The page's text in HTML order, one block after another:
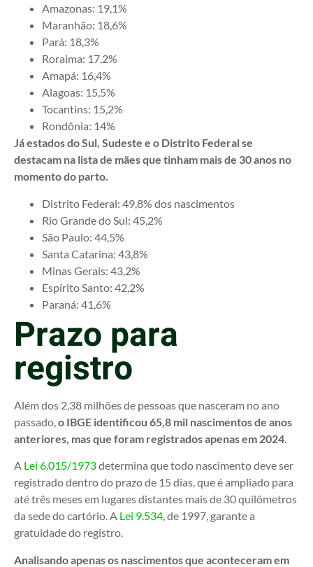
Amazonas: 19,1%
Maranhão: 18,6%
Pará: 18,3%
Roraima: 17,2%
Amapá: 16,4%
Alagoas: 15,5%
Tocantins: 15,2%
Rondônia: 14%
Já estados do Sul, Sudeste e o Distrito Federal se
destacam na lista de mães que tinham mais de 30 anos no
momento do parto.
Distrito Federal: 49,8% dos nascimentos
Rio Grande do Sul: 45,2%
São Paulo: 44,5%
Santa Catarina: 43,8%
Minas Gerais: 43,2%
Espírito Santo: 42,2%
Paraná: 41,6%
Prazo para
registro
Além dos 2,38 milhões de pessoas que nasceram no ano
passado,o IBGE identificou 65,8 mil nascimentos de anos
anteriores, mas que foram registrados apenas em 2024.
A Lei 6.015/1973determina que todo nascimento deve ser
registrado dentro do prazo de 15 dias, que é ampliado para
até três meses em lugares distantes mais de 30 quilômetros
da sede do cartório. A Lei 9.534, de 1997, garante a
gratuidade do registro.
Analisando apenas os nascimentos que aconteceram em